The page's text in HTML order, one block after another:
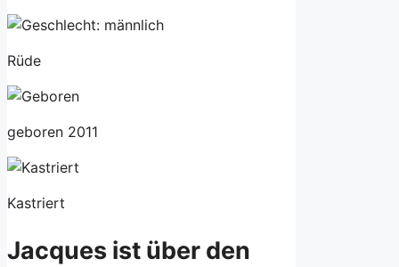
Rüde
geboren 2011
Kastriert
Jacques ist über den